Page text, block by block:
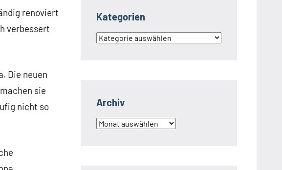
renoviert
verbessert
Die neuen
sie
nicht so
Kategorien
Kategorien
Archiv
Archiv